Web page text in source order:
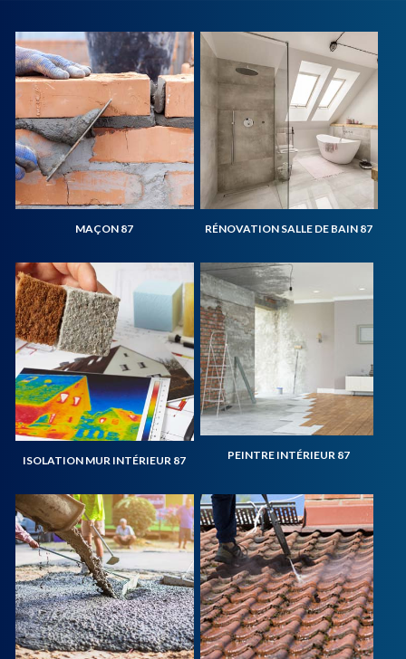
MAÇON 87 RÉNOVATION SALLE DE BAIN 87
ISOLATION MUR INTÉRIEUR 87 PEINTRE INTÉRIEUR 87